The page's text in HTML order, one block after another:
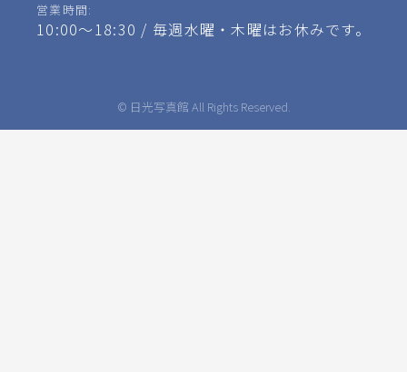
営業時間:
10:00～18:30 / 毎週水曜・木曜はお休みです。
© 日光写真館 All Rights Reserved.